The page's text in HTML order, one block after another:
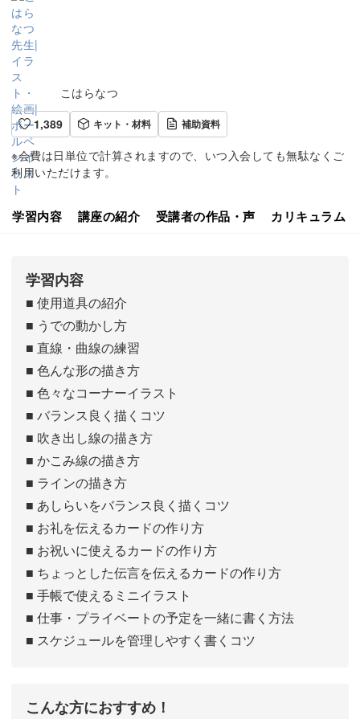
こはらなつ
1,389
キット・材料 補助資料
※会費は日単位で計算されますので、いつ入会しても無駄なくご
利用いただけます。
学習内容 講座の紹介 受講者の作品・声 カリキュラム
学習内容
■ 使用道具の紹介
■ うでの動かし方
■ 直線・曲線の練習
■ 色んな形の描き方
■ 色々なコーナーイラスト
■ バランス良く描くコツ
■ 吹き出し線の描き方
■ かこみ線の描き方
■ ラインの描き方
■ あしらいをバランス良く描くコツ
■ お礼を伝えるカードの作り方
■ お祝いに使えるカードの作り方
■ ちょっとした伝言を伝えるカードの作り方
■ 手帳で使えるミニイラスト
■ 仕事・プライベートの予定を一緒に書く方法
■ スケジュールを管理しやすく書くコツ
こんな方におすすめ！